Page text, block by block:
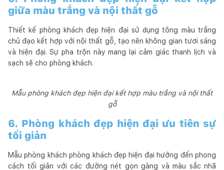
giữa màu trắng và nội thất gỗ
Thiết kế phòng khách đẹp hiện đại sử dụng tông màu trắng
chủ đạo kết hợp với nội thất gỗ, tạo nên không gian tươi sáng
và hiện đại. Sự pha trộn này mang lại cảm giác thanh lịch và
sạch sẽ cho phòng khách.
Mẫu phòng khách đẹp hiện đại kết hợp màu trắng và nội thất
gỗ
6. Phòng khách đẹp hiện đại ưu tiên sự
tối giản
Mẫu phòng khách phòng khách đẹp hiện đại hướng đến phong
cách tối giản với các đường nét gọn gàng và màu sắc nhã